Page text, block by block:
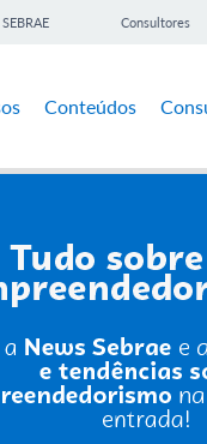
Consultores
Conteúdos